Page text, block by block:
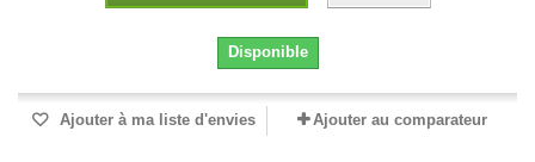
Disponible
Ajouter à ma liste d'envies Ajouter au comparateur